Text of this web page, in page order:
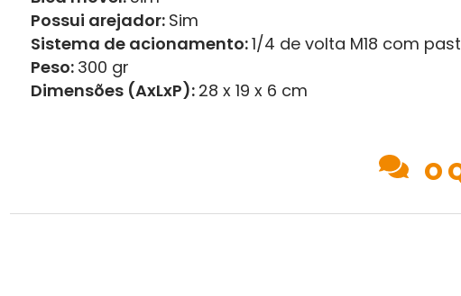
Possui arejador: Sim
Sistema de acionamento:1/4 de volta M18 com
Peso: 300 gr
Dimensões (AxLxP): 28 x 19 x 6 cm
O